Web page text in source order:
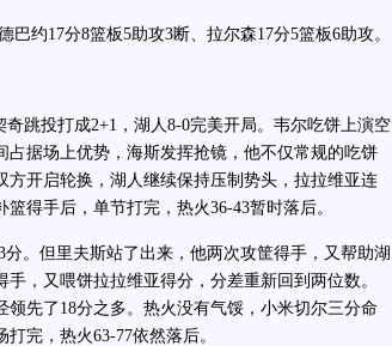
17分8篮板5助攻3断、拉尔森17分5篮板6助攻。
投打成2+1，湖人8-0完美开局。韦尔吃饼上演空
据场上优势，海斯发挥抢镜，他不仅常规的吃饼
开启轮换，湖人继续保持压制势头，拉拉维亚连
得手后，单节打完，热火36-43暂时落后。
但里夫斯站了出来，他两次攻筐得手，又帮助湖
，又喂饼拉拉维亚得分，分差重新回到两位数。
先了18分之多。热火没有气馁，小米切尔三分命
完，热火63-77依然落后。